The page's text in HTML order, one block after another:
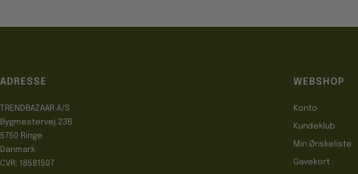
ADRESSE
TRENDBAZAAR A/S
Bygmestervej 23B
5750 Ringe
Danmark
CVR: 18581507
WEBSHOP
Konto
Kundeklub
Min Ønskeliste
Gavekort